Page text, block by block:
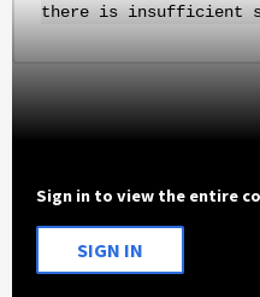
there is insufficient
Sign in to view the entire
SIGN IN